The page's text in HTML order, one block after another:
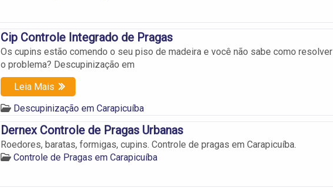
Cip Controle Integrado de Pragas
Os cupins estão comendo o seu piso de madeira e você não sabe como resolver
o problema? Descupinização em
Leia Mais
Descupinização em Carapicuíba
Dernex Controle de Pragas Urbanas
Roedores, baratas, formigas, cupins. Controle de pragas em Carapicuíba.
Controle de Pragas em Carapicuíba